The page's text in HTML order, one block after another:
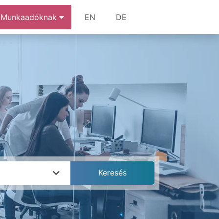
Munkaadóknak EN DE